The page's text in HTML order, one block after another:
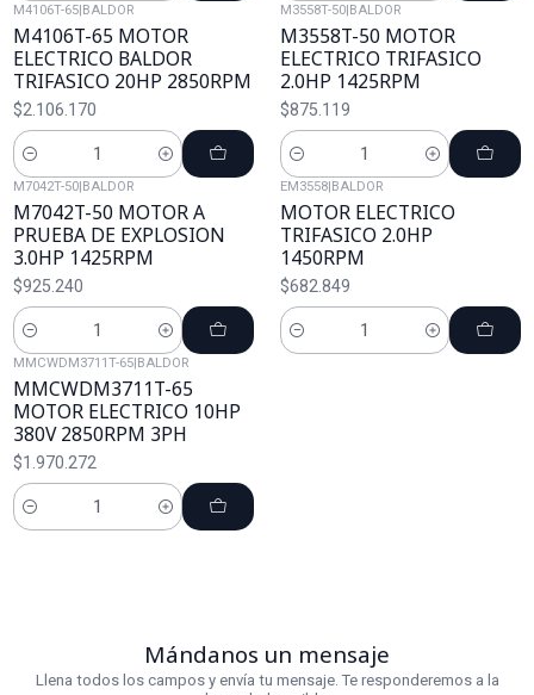
M4106T-65|BALDOR
M4106T-65 MOTOR
ELECTRICO BALDOR
TRIFASICO 20HP 2850RPM
$2.106.170
Cantidad
M3558T-50|BALDOR
M3558T-50 MOTOR
ELECTRICO TRIFASICO
2.0HP 1425RPM
$875.119
Cantidad
M7042T-50|BALDOR
M7042T-50 MOTOR A
PRUEBA DE EXPLOSION
3.0HP 1425RPM
$925.240
Cantidad
EM3558|BALDOR
MOTOR ELECTRICO
TRIFASICO 2.0HP
1450RPM
$682.849
Cantidad
MMCWDM3711T-65|BALDOR
MMCWDM3711T-65
MOTOR ELECTRICO 10HP
380V 2850RPM 3PH
$1.970.272
Cantidad
Mándanos un mensaje
Llena todos los campos y envía tu mensaje. Te responderemos a la